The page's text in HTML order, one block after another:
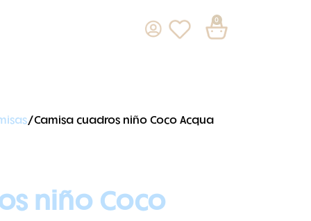
0
Camisa cuadros niño Coco Acqua
niño Coco